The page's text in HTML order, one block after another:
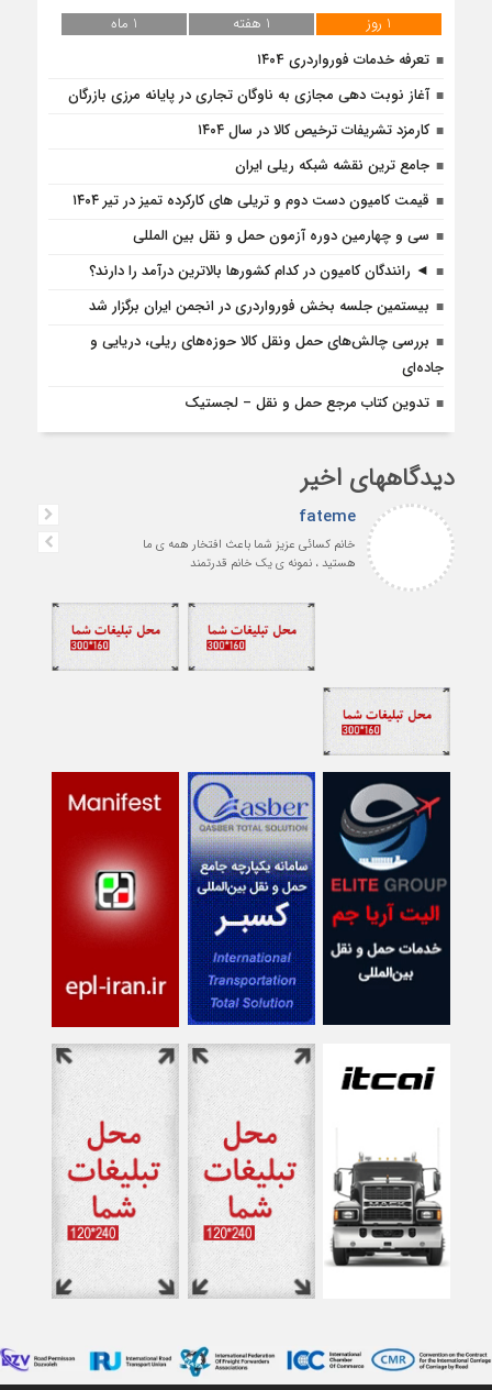
1 روز 1 هفته
1 ماه
تعرفه خدمات فورواردری ۱۴۰4
آغاز نوبت دهی مجازی به ناوگان تجاری در پایانه مرزی بازرگان
کارمزد تشریفات ترخیص کالا در سال ۱۴۰۴
جامع ترین نقشه شبکه ریلی ایران
قیمت کامیون دست دوم و تریلی‌ های کارکرده تمیز در تیر ۱۴۰۴
سی و چهارمین دوره آزمون حمل و نقل بین المللی
◄ رانندگان کامیون در کدام کشورها بالاترین درآمد را دارند؟
بیستمین جلسه بخش فورواردری در انجمن ایران برگزار شد
بررسی چالش‌های حمل ونقل کالا حوزه‌های ریلی، دریایی و
جاده‌ای
تدوین کتاب مرجع حمل و نقل – لجستیک
دیدگاههای اخیر
fateme
خانم کسائی عزیز شما باعث افتخار همه ی ما
هستید ، نمونه ی یک خانم قدرتمند